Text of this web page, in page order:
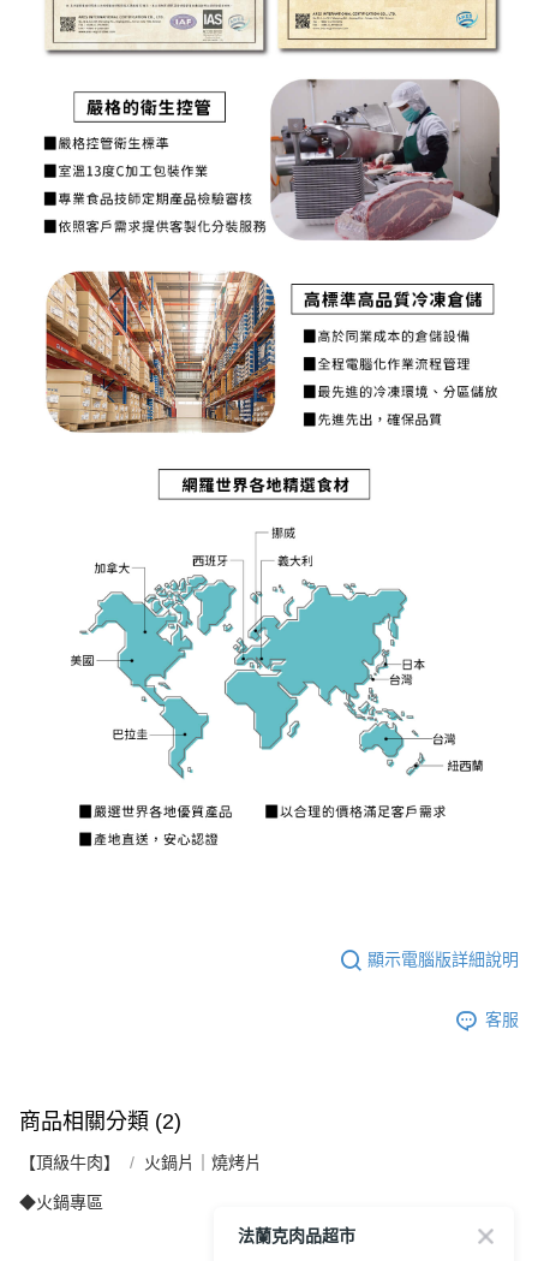
顯示電腦版詳細說明
客服
商品相關分類 (2)
【頂級牛肉】 火鍋片｜燒烤片
◆火鍋專區
法蘭克肉品超市